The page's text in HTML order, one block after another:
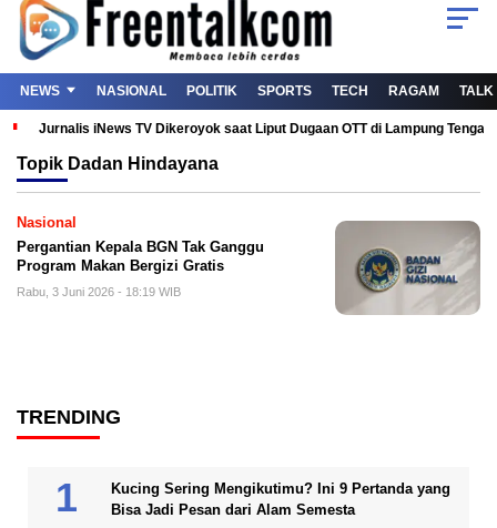
NEWS NASIONAL POLITIK SPORTS TECH RAGAM TALK
Jurnalis iNews TV Dikeroyok saat Liput Dugaan OTT di Lampung
Topik Dadan Hindayana
Nasional
Pergantian Kepala BGN Tak Ganggu
Program Makan Bergizi Gratis
Rabu, 3 Juni 2026 - 18:19 WIB
TRENDING
Kucing Sering Mengikutimu? Ini 9 Pertanda yang
Bisa Jadi Pesan dari Alam Semesta